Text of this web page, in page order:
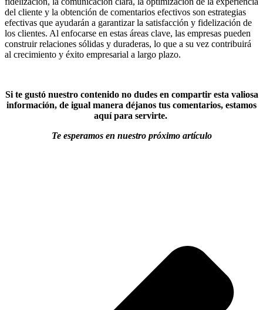
del cliente y la obtención de comentarios efectivos son estrategias
efectivas que ayudarán a garantizar la satisfacción y fidelización de
los clientes. Al enfocarse en estas áreas clave, las empresas pueden
construir relaciones sólidas y duraderas, lo que a su vez contribuirá
al crecimiento y éxito empresarial a largo plazo.
Si te gustó nuestro contenido no dudes en compartir esta valiosa
información, de igual manera déjanos tus comentarios, estamos
aquí para servirte.
Te esperamos en nuestro próximo artículo